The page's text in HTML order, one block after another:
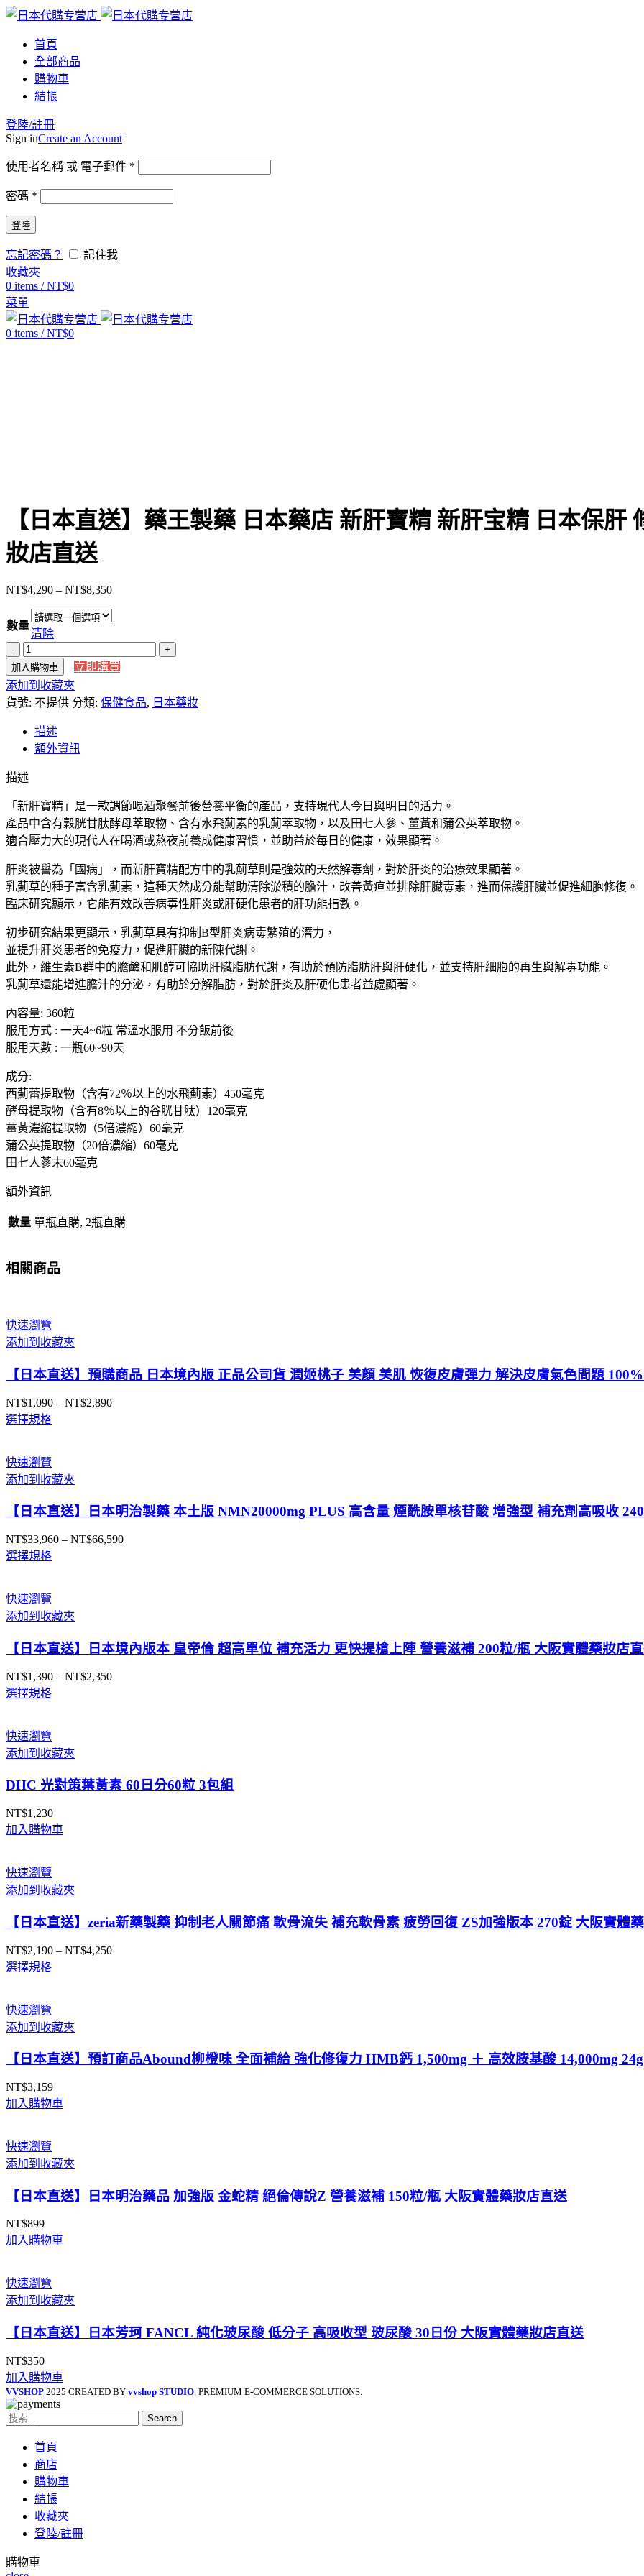
首頁
全部商品
購物車
結帳
登陸/註冊
Sign inCreate an Account
使用者名稱 或 電子郵件 *
密碼 *
登陸
忘記密碼？
記住我
收藏夾
0 items / NT$0
菜單
0 items / NT$0
【日本直送】藥王製藥 日本藥店 新肝寶精 新肝宝精 日本保肝
妝店直送
NT$4,290 – NT$8,350價
格
圍：
NT$4,290
到
數量
清除
【日
本
直
送】
王
製
藥
本
藥
店
肝
寶
精
新
肝
宝
精
本
保
肝
復
肝
臟
機
能
360
大
阪
藥
直
送
量
加入購物車
立即購買
添加到收藏夾
貨號: 不提供 分類: 保健食品, 日本藥妝
描述
額外資訊
描述
「新肝寶精」是一款調節喝酒聚餐前後營養平衡的產品，支持現代人今日與明日的活力。
產品中含有穀胱甘肽酵母萃取物、含有水飛薊素的乳薊萃取物，以及田七人參、薑黃和蒲公英萃取物。
適合壓力大的現代人在喝酒或熬夜前養成健康習慣，並助益於每日的健康，效果顯著。
肝炎被譽為「國病」，而新肝寶精配方中的乳薊草則是強效的天然解毒劑，對於肝炎的治療效果顯著。
乳薊草的種子富含乳薊素，這種天然成分能幫助清除淤積的膽汁，改善黃疸並排除肝臟毒素，進而保護肝臟並促進細胞修復。
臨床研究顯示，它能有效改善病毒性肝炎或肝硬化患者的肝功能指數。
初步研究結果更顯示，乳薊草具有抑制B型肝炎病毒繁殖的潛力，
並提升肝炎患者的免疫力，促進肝臟的新陳代謝。
此外，維生素B群中的膽鹼和肌醇可協助肝臟脂肪代謝，有助於預防脂肪肝與肝硬化，並支持肝細胞的再生與解毒功能。
乳薊草還能增進膽汁的分泌，有助於分解脂肪，對於肝炎及肝硬化患者益處顯著。
內容量: 360粒
服用方式 : 一天4~6粒 常溫水服用 不分飯前後
服用天數 : 一瓶60~90天
成分:
西薊蕾提取物（含有72％以上的水飛薊素）450毫克
酵母提取物（含有8％以上的谷胱甘肽）120毫克
薑黃濃縮提取物（5倍濃縮）60毫克
蒲公英提取物（20倍濃縮）60毫克
田七人蔘末60毫克
額外資訊
數量 單瓶直購, 2瓶直購
相關商品
快速瀏覽
添加到收藏夾
【日本直送】預購商品 日本境內版 正品公司貨 潤姬桃子 美顏 美肌 恢復皮膚彈力 解決皮膚氣色問題
NT$1,090 – NT$2,890價
NT$2,890
選擇規格
快速瀏覽
添加到收藏夾
【日本直送】日本明治製藥 本土版 NMN20000mg PLUS 高含量 煙酰胺單核苷酸 增強型 補充劑高吸收
NT$33,960 – NT$66,590價
選擇規格
快速瀏覽
添加到收藏夾
【日本直送】日本境內版本 皇帝倫 超高單位 補充活力 更快提槍上陣 營養滋補 200粒/瓶 大阪實體藥妝店
NT$1,390 – NT$2,350價
NT$2,350
選擇規格
快速瀏覽
添加到收藏夾
DHC 光對策葉黃素 60日分60粒 3包組
NT$1,230
加入購物車
快速瀏覽
添加到收藏夾
【日本直送】zeria新藥製藥 抑制老人關節痛 軟骨流失 補充軟骨素 疲勞回復 ZS加強版本 270錠 大阪實體
NT$2,190 – NT$4,250價
NT$4,250
選擇規格
快速瀏覽
添加到收藏夾
【日本直送】預訂商品Abound柳橙味 全面補給 強化修復力 HMB鈣 1,500mg ＋ 高效胺基酸 14,000mg
NT$3,159
加入購物車
快速瀏覽
添加到收藏夾
【日本直送】日本明治藥品 加強版 金蛇精 絕倫傳說Z 營養滋補 150粒/瓶 大阪實體藥妝店直送
NT$899
加入購物車
快速瀏覽
添加到收藏夾
【日本直送】日本芳珂 FANCL 純化玻尿酸 低分子 高吸收型 玻尿酸 30日份 大阪實體藥妝店直送
NT$350
加入購物車
VVSHOP 2025 CREATED BY vvshop STUDIO . PREMIUM E-COMMERCE SOLUTIONS.
Search
首頁
商店
購物車
結帳
收藏夾
登陸/註冊
購物車